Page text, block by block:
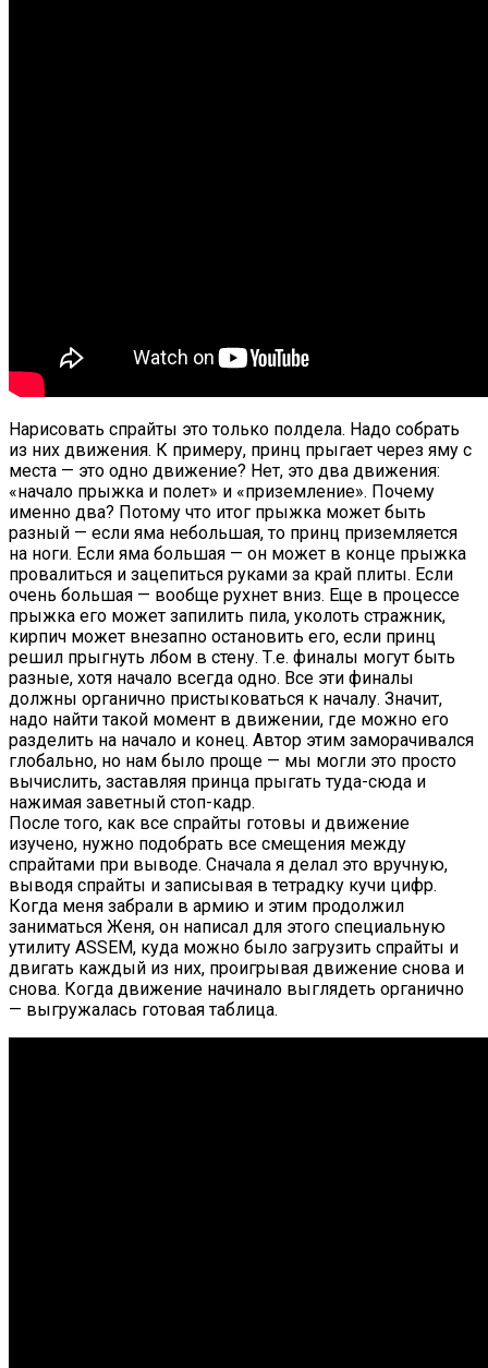
Нарисовать спрайты это только полдела. Надо собрать
из них движения. К примеру, принц прыгает через яму с
места — это одно движение? Нет, это два движения:
«начало прыжка и полет» и «приземление». Почему
именно два? Потому что итог прыжка может быть
разный — если яма небольшая, то принц приземляется
на ноги. Если яма большая — он может в конце прыжка
провалиться и зацепиться руками за край плиты. Если
очень большая — вообще рухнет вниз. Еще в процессе
прыжка его может запилить пила, уколоть стражник,
кирпич может внезапно остановить его, если принц
решил прыгнуть лбом в стену. Т.е. финалы могут быть
разные, хотя начало всегда одно. Все эти финалы
должны органично пристыковаться к началу. Значит,
надо найти такой момент в движении, где можно его
разделить на начало и конец. Автор этим заморачивался
глобально, но нам было проще — мы могли это просто
вычислить, заставляя принца прыгать туда-сюда и
нажимая заветный стоп-кадр.
После того, как все спрайты готовы и движение
изучено, нужно подобрать все смещения между
спрайтами при выводе. Сначала я делал это вручную,
выводя спрайты и записывая в тетрадку кучи цифр.
Когда меня забрали в армию и этим продолжил
заниматься Женя, он написал для этого специальную
утилиту ASSEM, куда можно было загрузить спрайты и
двигать каждый из них, проигрывая движение снова и
снова. Когда движение начинало выглядеть органично
— выгружалась готовая таблица.